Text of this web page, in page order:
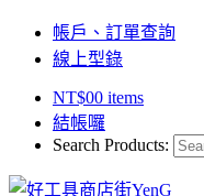
帳戶、訂單查詢
線上型錄
NT$00 items
結帳囉
Search Products: